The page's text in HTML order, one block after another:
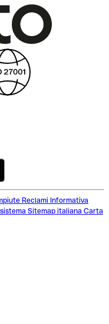
Reclami Informativa
Sitemap italiana Carta